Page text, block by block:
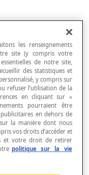
les renseignements
site (y compris votre
de notre site,
des statistiques et
y compris sur
refuser l’utilisation de la
en cliquant sur «
pourraient être
en dehors de
la manière dont nous
vos droits d’accéder et
et votre droit de retirer
politique sur la vie